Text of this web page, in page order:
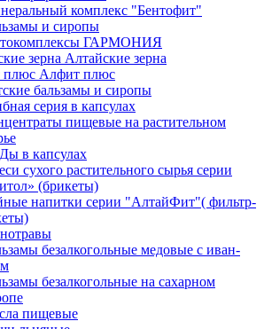
комплекс "Бентофит"
и сиропы
ГАРМОНИЯ
Алтайские зерна
Алфит плюс
бальзамы и сиропы
серия в капсулах
пищевые на растительном
в капсулах
сухого растительного сырья серии
(брикеты)
напитки серии "АлтайФит"( фильтр-
безалкогольные медовые с иван-
безалкогольные на сахарном
пищевые